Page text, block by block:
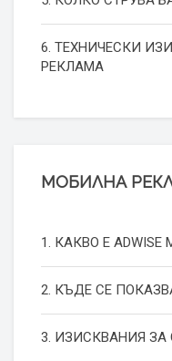
6. ТЕХНИЧЕСКИ
РЕКЛАМА
МОБИЛНА
1. КАКВО Е
2. КЪДЕ СЕ
3. ИЗИСКВАНИЯ